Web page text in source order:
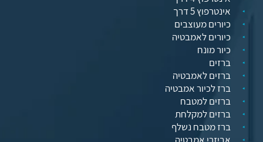
אינטרפוץ 5 דרך
כיורים מעוצבים
כיורים לאמבטיה
כיור מונח
ברזים
ברזים לאמבטיה
ברז לכיור אמבטיה
ברזים למטבח
ברזים למקלחת
ברז מטבח נשלף